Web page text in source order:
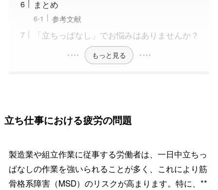
まとめ
参考文献
「立ちっぱなし」でお悩みはありませんか？
もっと見る
立ち仕事における疲労の問題
製造業や組立作業に従事する労働者は、一日中立ちっ
ぱなしの作業を強いられることが多く、これにより筋
骨格系障害（MSD）のリスクが高まります。特に、**